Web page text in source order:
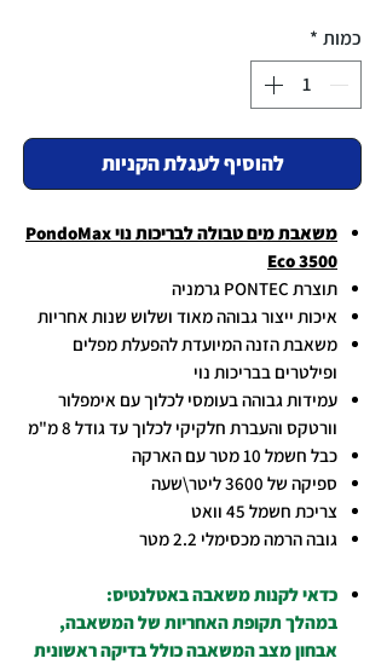
כמות *
להוסיף לעגלת הקניות
משאבת מים טבולה לבריכות נוי PondoMax
Eco 3500
תוצרת PONTEC גרמניה
איכות ייצור גבוהה מאוד ושלוש שנות אחריות
משאבת הזנה המיועדת להפעלת מפלים
ופילטרים בבריכות נוי
עמידות גבוהה בעומסי לכלוך עם אימפלור
וורטקס והעברת חלקיקי לכלוך עד גודל 8 מ"מ
כבל חשמל 10 מטר עם הארקה
ספיקה של 3600 ליטר\שעה
צריכת חשמל 45 וואט
גובה הרמה מכסימלי 2.2 מטר
כדאי לקנות משאבה באטלנטיס:
במהלך תקופת האחריות של המשאבה,
אבחון מצב המשאבה כולל בדיקה ראשונית